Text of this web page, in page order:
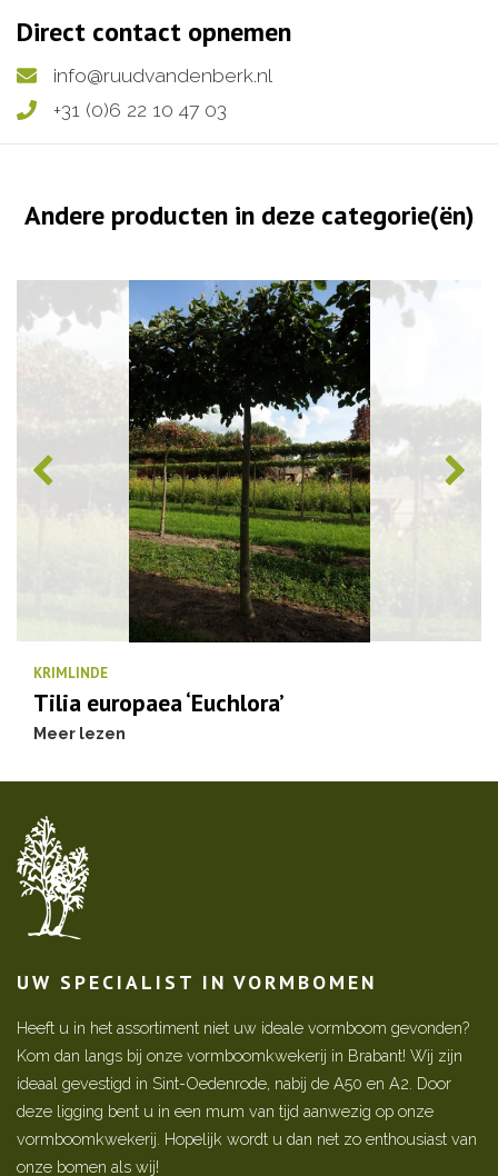
Direct contact opnemen
info@ruudvandenberk.nl
+31 (0)6 22 10 47 03
Andere producten in deze categorie(ën)
KRIMLINDE
Tilia europaea ‘Euchlora’
Meer lezen
UW SPECIALIST IN VORMBOMEN
Heeft u in het assortiment niet uw ideale vormboom gevonden?
Kom dan langs bij onze vormboomkwekerij in Brabant! Wij zijn
ideaal gevestigd in Sint-Oedenrode, nabij de A50 en A2. Door
deze ligging bent u in een mum van tijd aanwezig op onze
vormboomkwekerij. Hopelijk wordt u dan net zo enthousiast van
onze bomen als wij!